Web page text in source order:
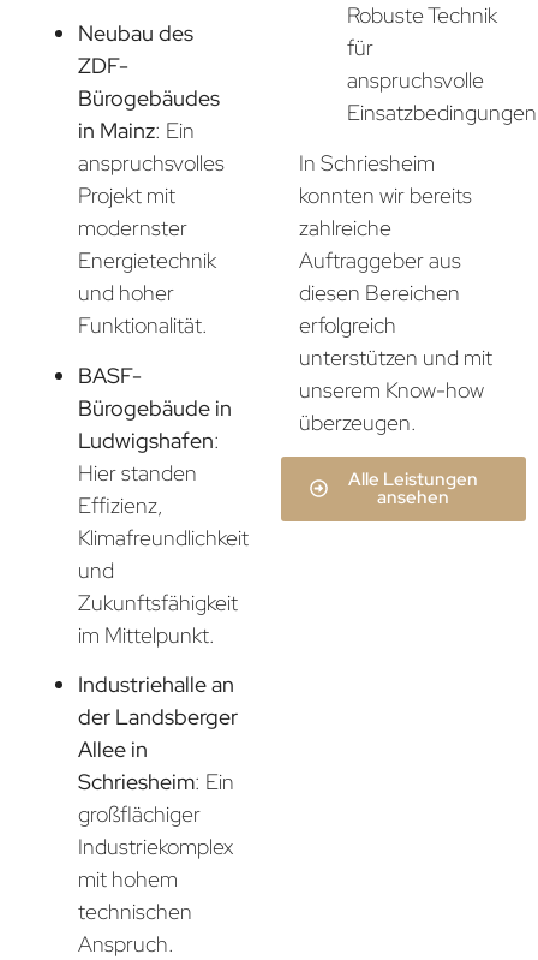
Neubau des
ZDF-
Bürogebäudes
in Mainz: Ein
anspruchsvolles
Projekt mit
modernster
Energietechnik
und hoher
Funktionalität.
BASF-
Bürogebäude in
Ludwigshafen:
Hier standen
Effizienz,
Klimafreundlichkeit
und
Zukunftsfähigkeit
im Mittelpunkt.
Industriehalle an
der Landsberger
Allee in
Schriesheim: Ein
großflächiger
Industriekomplex
mit hohem
technischen
Anspruch.
Robuste Technik
für
anspruchsvolle
In Schriesheim
konnten wir bereits
zahlreiche
Auftraggeber aus
diesen Bereichen
erfolgreich
unterstützen und mit
unserem Know-how
überzeugen.
Alle Leistungen
ansehen